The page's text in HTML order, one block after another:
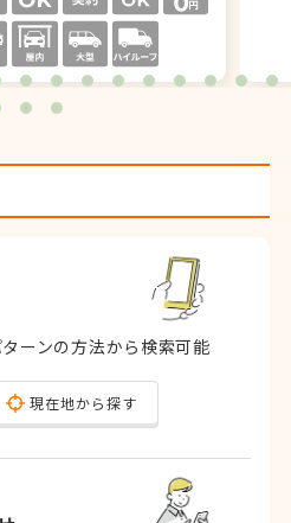
ーンの方法から検索可能
現在地から探す